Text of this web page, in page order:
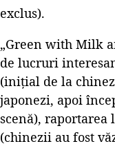
exclus).
„Green with Milk
de lucruri
(inițial de la
japonezi, apoi
scenă), raportarea
(chinezii au fost